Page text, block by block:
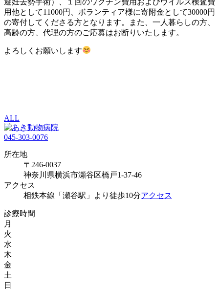
用他として11000円、ボランティア様に寄附金として30000円
の寄付してくださる方となります。また、一人暮らしの方、
高齢の方、代理の方のご応募はお断りいたします。
よろしくお願いします
ALL
045-303-0076
所在地
〒246-0037
神奈川県横浜市瀬谷区橋戸1-37-46
アクセス
相鉄本線「瀬谷駅」より徒歩10分アクセス
診療時間
月
火
水
木
金
土
日